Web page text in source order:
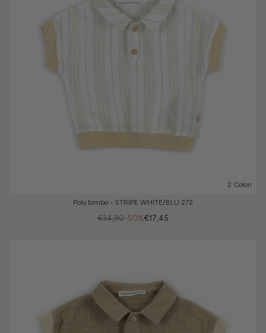
2 Colori
Polo bimbo - STRIPE WHITE/BLU 272
-50%
€34,90 €17,45